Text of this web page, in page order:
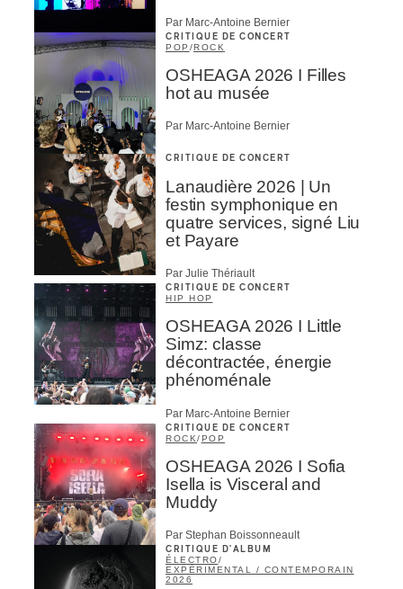
Par Marc-Antoine Bernier
CRITIQUE DE CONCERT
POP /ROCK
OSHEAGA 2026 I Filles
hot au musée
Par Marc-Antoine Bernier
CRITIQUE DE CONCERT
Lanaudière 2026 | Un
festin symphonique en
quatre services, signé Liu
et Payare
Par Julie Thériault
CRITIQUE DE CONCERT
HIP HOP
OSHEAGA 2026 I Little
Simz: classe
décontractée, énergie
phénoménale
Par Marc-Antoine Bernier
CRITIQUE DE CONCERT
ROCK/POP
OSHEAGA 2026 I Sofia
Isella is Visceral and
Muddy
Par Stephan Boissonneault
CRITIQUE D'ALBUM
ÉLECTRO/
EXPÉRIMENTAL / CONTEMPORAIN
2026